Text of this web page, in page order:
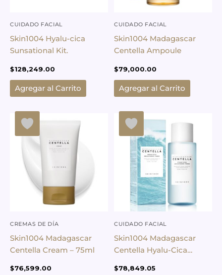
CUIDADO FACIAL
Skin1004 Hyalu-cica
Sunsational Kit.
$128,249.00
Agregar al Carrito
CUIDADO FACIAL
Skin1004 Madagascar
Centella Ampoule
$79,000.00
Agregar al Carrito
CREMAS DE DÍA
Skin1004 Madagascar
Centella Cream – 75ml
$76,599.00
CUIDADO FACIAL
Skin1004 Madagascar
Centella Hyalu-Cica
$78,849.05